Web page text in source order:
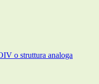
o struttura analoga